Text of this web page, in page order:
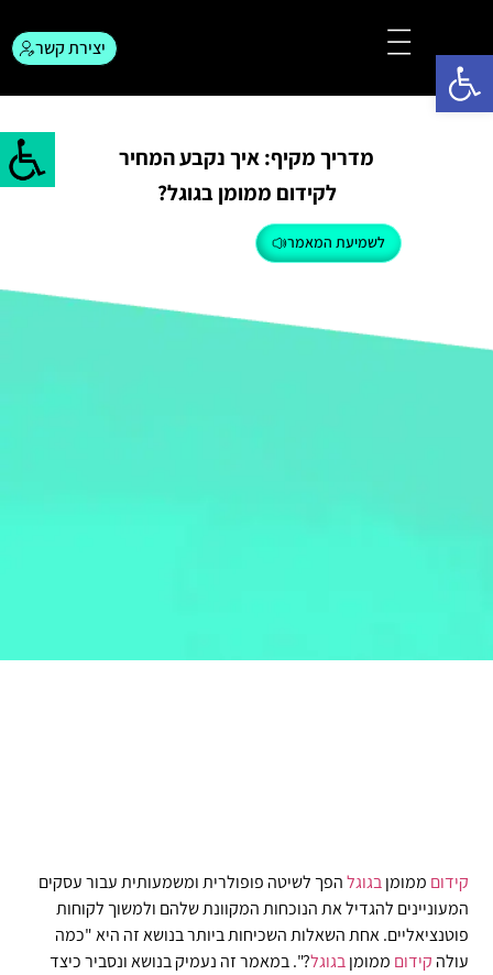
יצירת קשר
מדריך מקיף: איך נקבע המחיר
לקידום ממומן בגוגל?
לשמיעת המאמר
קידום ממומןבגוגלהפך לשיטה פופולרית ומשמעותית עבור עסקים
המעוניינים להגדיל את הנוכחות המקוונת שלהם ולמשוך לקוחות
פוטנציאליים. אחת השאלות השכיחות ביותר בנושא זה היא "כמה
עולה קידום ממומןבגוגל?". במאמר זה נעמיק בנושא ונסביר כיצד
פתח סרגל נגישות